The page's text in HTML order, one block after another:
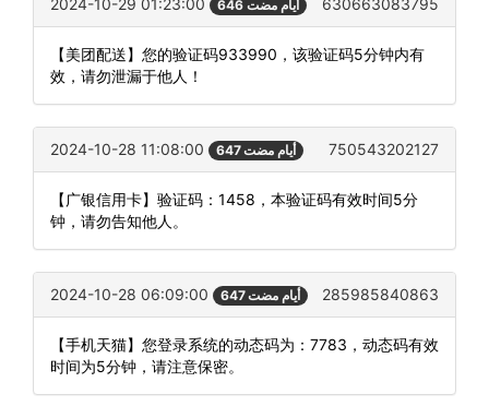
646 أيام مضت
【美团配送】您的验证码933990，该验证码5分钟内有
效，请勿泄漏于他人！
2024-10-28 11:08:00 647 أيام مضت 750543202127
【广银信用卡】验证码：1458，本验证码有效时间5分
钟，请勿告知他人。
2024-10-28 06:09:00 647 أيام مضت 285985840863
【手机天猫】您登录系统的动态码为：7783，动态码有效
时间为5分钟，请注意保密。